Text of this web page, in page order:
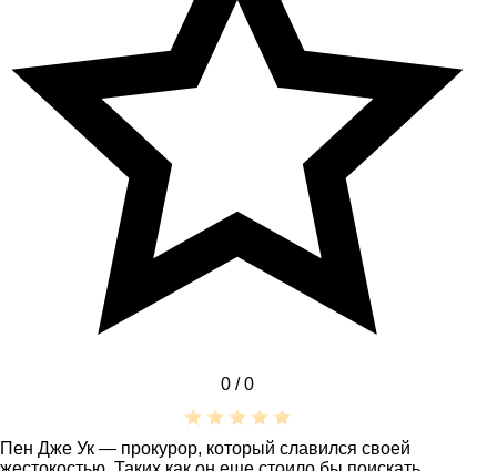
0 /0
Пен Дже Ук — прокурор, который славился своей